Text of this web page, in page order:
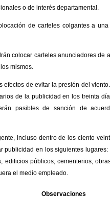
o de interés departamental.
de carteles colgantes a
colocar carteles anunciadores de
mismos.
de evitar la presión del
de la publicidad en los treinta
pasibles de sanción de
incluso dentro de los ciento
en los siguientes lugares:
edificios públicos, cementerios,
el medio empleado.
Observaciones